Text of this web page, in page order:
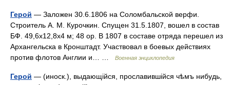
Герой — Заложен 30.6.1806 на Соломбальской верфи.
Строитель A. M. Курочкин. Спущен 31.5.1807, вошел в состав
БФ. 49,6x12,8x4 м; 48 ор. В 1807 в составе отряда перешел из
Архангельска в Кронштадт. Участвовал в боевых действиях
против флотов Англии и… …
Военная энциклопедия
Герой — (иноск.), выдающійся, прославившійся чѣмъ нибудь,